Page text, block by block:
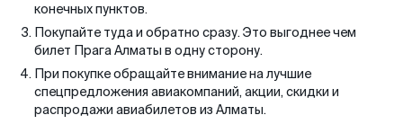
конечных пунктов.
Покупайте туда и обратно сразу. Это выгоднее чем
билет Прага Алматы в одну сторону.
При покупке обращайте внимание на лучшие
спецпредложения авиакомпаний, акции, скидки и
распродажи авиабилетов из Алматы.